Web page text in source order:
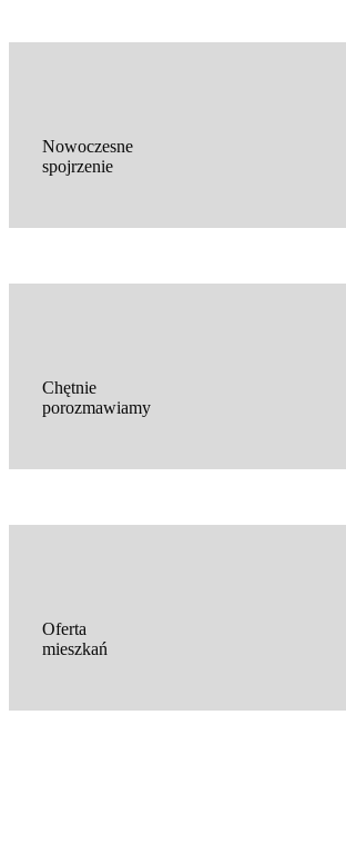
Nowoczesne
spojrzenie
Chętnie
porozmawiamy
Oferta
mieszkań